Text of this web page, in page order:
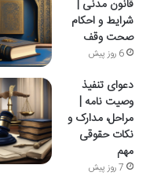
قانون مدنی |
شرایط و احکام
صحت وقف
6 روز پیش
دعوای تنفیذ
وصیت نامه |
مراحل، مدارک و
نکات حقوقی
مهم
7 روز پیش